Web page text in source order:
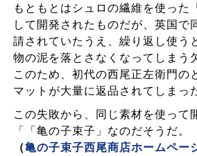
もともとはシュロの繊維を使った
して開発されたものだが、英国で
請されていたうえ、繰り返し使う
物の泥を落とさなくなってしまう
このため、初代の西尾正左衛門の
マットが大量に返品されてしまっ
この失敗から、同じ素材を使って
「「亀の子束子」なのだそうだ。
（亀の子束子西尾商店ホームペー